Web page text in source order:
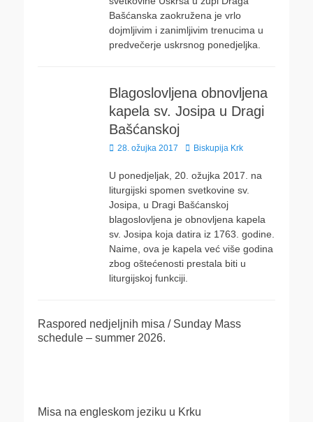
Bašćanska zaokružena je vrlo
dojmljivim i zanimljivim trenucima u
predvečerje uskrsnog ponedjeljka.
Blagoslovljena obnovljena
kapela sv. Josipa u Dragi
Bašćanskoj
Posted
28. ožujka 2017 Author
Biskupija Krk
U ponedjeljak, 20. ožujka 2017. na
liturgijski spomen svetkovine sv.
Josipa, u Dragi Bašćanskoj
blagoslovljena je obnovljena kapela
sv. Josipa koja datira iz 1763. godine.
Naime, ova je kapela već više godina
zbog oštećenosti prestala biti u
liturgijskoj funkciji.
Raspored nedjeljnih misa / Sunday Mass
schedule – summer 2026.
Misa na engleskom jeziku u Krku